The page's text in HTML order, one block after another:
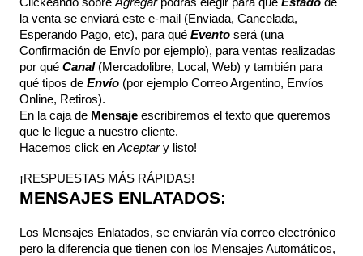
la venta se enviará este e-mail (Enviada, Cancelada,
Esperando Pago, etc), para qué Evento será (una
Confirmación de Envío por ejemplo), para ventas realizadas
por qué Canal (Mercadolibre, Local, Web) y también para
qué tipos de Envío (por ejemplo Correo Argentino, Envíos
Online, Retiros).
En la caja de Mensaje escribiremos el texto que queremos
que le llegue a nuestro cliente.
Hacemos click en Aceptar y listo!
¡RESPUESTAS MÁS RÁPIDAS!
MENSAJES ENLATADOS:
Los Mensajes Enlatados, se enviarán vía correo electrónico
pero la diferencia que tienen con los Mensajes Automáticos,